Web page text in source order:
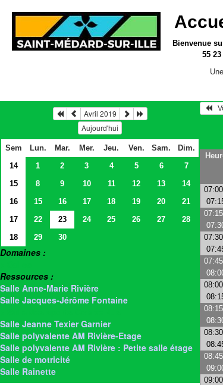
Bienvenue
55 23
Avril 2019
Aujourd'hui
Sem Lun. Mar. Mer. Jeu. Ven. Sam.
Dim.
14
1 2 3 4 5 6
7
15
8 9 10 11 12 13
14
16
15 16 17 18 19 20
21
17
22 23 24 25 26 27
28
18
29 30
Domaines :
Ressources :
Salle Anne-Marie Rivière
Salle Jacques-Jérôme Fontaine
Salle Jeanne Texier Garnier
Salle polyvalente AM Rivière-Etage
Salle polyvalente AM Rivière : Petite salle étage
Salle de motricité
Salle Rainette